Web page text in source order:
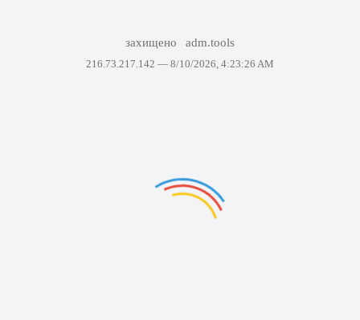
захищено adm.tools
216.73.217.142 — 8/10/2026, 4:23:26 AM